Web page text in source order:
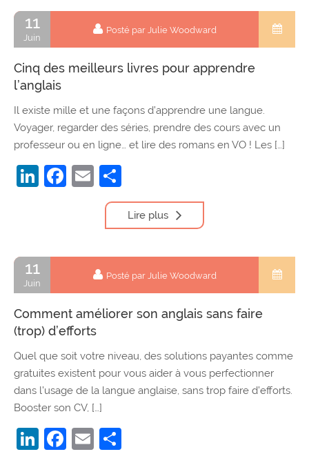
11
Juin
Posté par Julie Woodward
Cinq des meilleurs livres pour apprendre
l’anglais
Il existe mille et une façons d’apprendre une langue.
Voyager, regarder des séries, prendre des cours avec un
professeur ou en ligne… et lire des romans en VO ! Les […]
LinkedIn
Facebook
Email
Lire plus
11
Juin
Posté par Julie Woodward
Comment améliorer son anglais sans faire
(trop) d’efforts
Quel que soit votre niveau, des solutions payantes comme
gratuites existent pour vous aider à vous perfectionner
dans l’usage de la langue anglaise, sans trop faire d’efforts.
Booster son CV, […]
LinkedIn
Facebook
Email